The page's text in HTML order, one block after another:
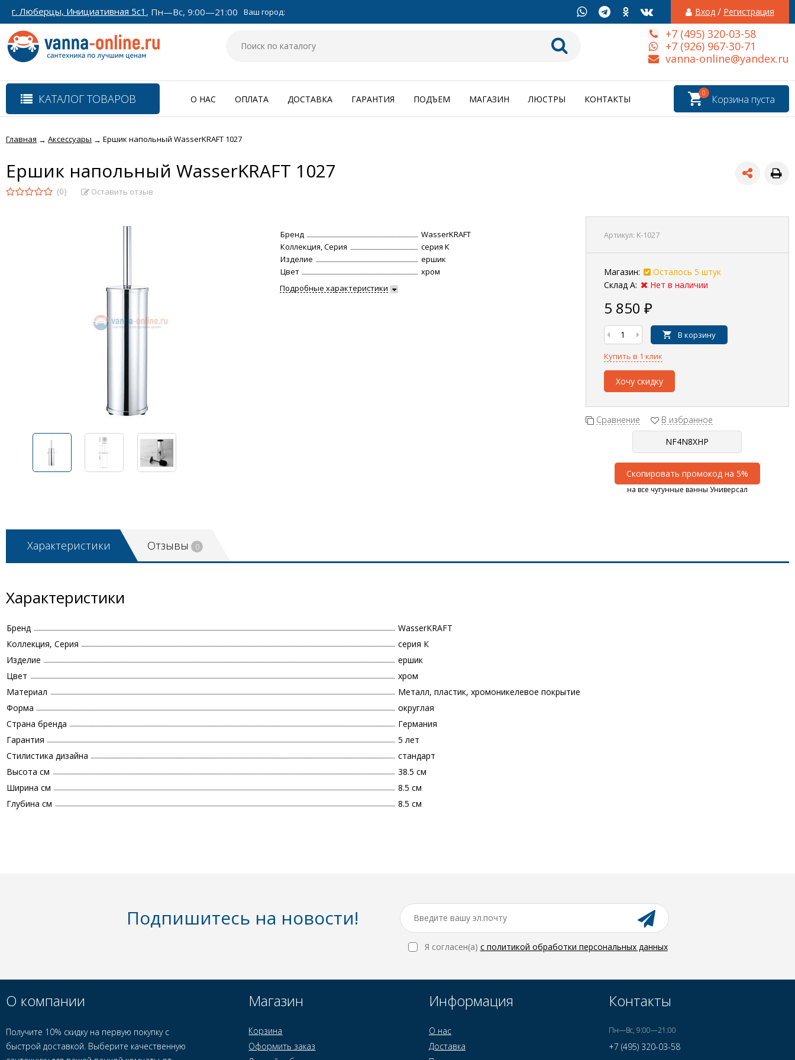
г. Люберцы, Инициативная 5с1 , Пн—Вс, 9:00—21:00 Ваш город: Вход / Регистрация
+7 (495) 320-03-58
+7 (926) 967-30-71
vanna-online@yandex.ru
КАТАЛОГ ТОВАРОВ Корзина пуста
0
О НАС ОПЛАТА ДОСТАВКА ГАРАНТИЯ ПОДЪЕМ МАГАЗИН ЛЮСТРЫ КОНТАКТЫ
Главная → Аксессуары → Ершик напольный WasserKRAFT 1027
Ершик напольный WasserKRAFT 1027
(0) Оставить отзыв
Артикул: K-1027
Магазин:
Осталось 5 штук
Склад А:
Нет в наличии
5 850 ₽
В корзину
Купить в 1 клик
Хочу скидку
Сравнение В избранное
Скопировать промокод на 5%
на все чугунные ванны Универсал
Бренд
WasserKRAFT
Коллекция, Серия
серия К
Изделие
ершик
Цвет
хром
Подробные характеристики
Характеристики Отзывы 0
Характеристики
Бренд
WasserKRAFT
Коллекция, Серия
серия К
Изделие
ершик
Цвет
хром
Материал
Металл, пластик, хромоникелевое покрытие
Форма
округлая
Страна бренда
Германия
Гарантия
5 лет
Стилистика дизайна
стандарт
Высота см
38.5 см
Ширина см
8.5 см
Глубина см
8.5 см
Подпишитесь на новости!
Я согласен(a) с политикой обработки персональных данных
О компании
Получите 10% скидку на первую покупку с
быстрой доставкой. Выберите качественную
Магазин
Корзина
Оформить заказ
Информация
О нас
Доставка
Контакты
Пн—Вс, 9:00—21:00
+7 (495) 320-03-58